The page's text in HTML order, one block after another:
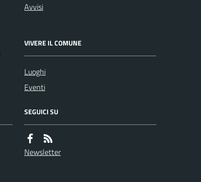
Avvisi
VIVERE IL COMUNE
Luoghi
Eventi
SEGUICI SU
Newsletter